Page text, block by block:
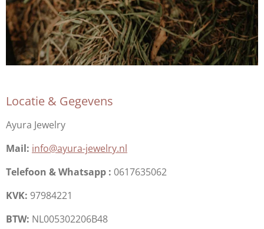
Locatie & Gegevens
Ayura Jewelry
Mail: info@ayura-jewelry.nl
Telefoon & Whatsapp : 0617635062
KVK: 97984221
BTW: NL005302206B48